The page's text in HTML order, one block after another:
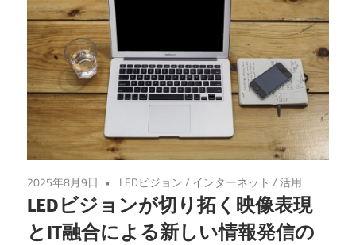
2025年8月9日 LEDビジョン/ インターネット /活用
LEDビジョンが切り拓く映像表現
とIT融合による新しい情報発信の